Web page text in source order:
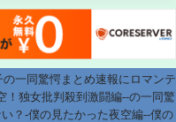
一同驚愕まとめ速報にロマンテ
！独女批判殺到激闘編--の一同驚
？-僕の見たかった夜空編--僕の